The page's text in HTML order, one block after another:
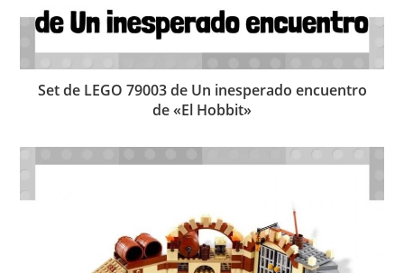
Set de LEGO 79003 de Un inesperado encuentro
de «El Hobbit»